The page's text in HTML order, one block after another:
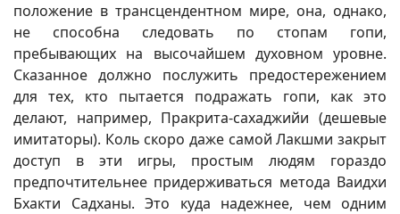
положение в трансцендентном мире, она, однако,
не способна следовать по стопам гопи,
пребывающих на высочайшем духовном уровне.
Сказанное должно послужить предостережением
для тех, кто пытается подражать гопи, как это
делают, например, Пракрита-сахаджийи (дешевые
имитаторы). Коль скоро даже самой Лакшми закрыт
доступ в эти игры, простым людям гораздо
предпочтительнее придерживаться метода Ваидхи
Бхакти Садханы. Это куда надежнее, чем одним